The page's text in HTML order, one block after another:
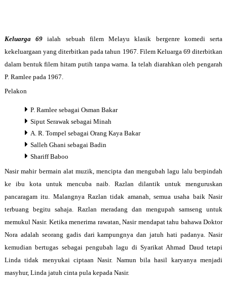
Keluarga 69 ialah sebuah filem Melayu klasik bergenre
komedi serta
kekeluargaan yang diterbitkan pada tahun 1967. Filem Keluarga 69 diterbitkan
dalam bentuk filem hitam putih tanpa warna. Ia telah diarahkan oleh pengarah
P. Ramlee pada 1967.
Pelakon
P. Ramlee sebagai Osman Bakar
Siput Serawak sebagai Minah
A. R. Tompel sebagai Orang Kaya Bakar
Salleh Ghani sebagai Badin
Shariff Baboo
Nasir mahir bermain alat muzik, mencipta dan mengubah lagu lalu berpindah
ke ibu kota untuk mencuba naib. Razlan dilantik untuk menguruskan
pancaragam itu. Malangnya Razlan tidak amanah, semua usaha baik Nasir
terbuang begitu sahaja. Razlan meradang dan mengupah samseng untuk
memukul Nasir. Ketika menerima rawatan, Nasir mendapat tahu bahawa Doktor
Nora adalah seorang gadis dari kampungnya dan jatuh hati padanya. Nasir
kemudian bertugas sebagai pengubah lagu di Syarikat Ahmad Daud tetapi
Linda tidak menyukai ciptaan Nasir. Namun bila hasil karyanya menjadi
masyhur, Linda jatuh cinta pula kepada Nasir.